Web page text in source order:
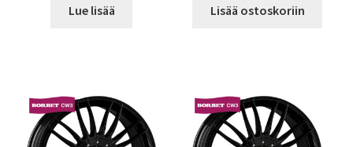
Lue lisää Lisää ostoskoriin